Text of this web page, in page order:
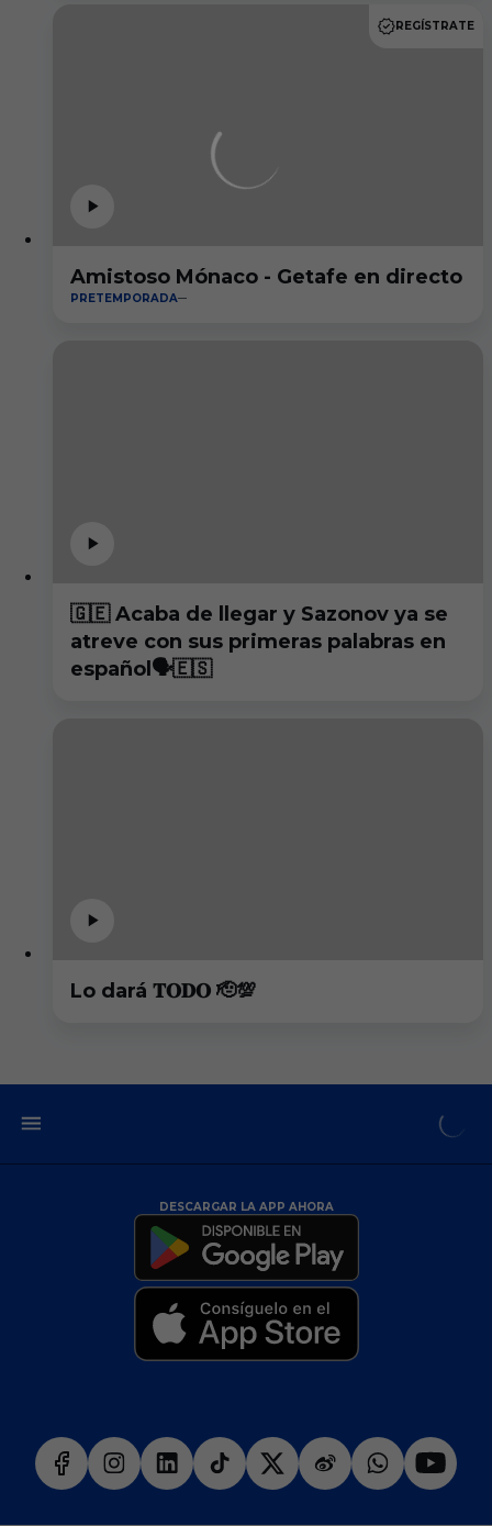
REGÍSTRATE
Amistoso Mónaco - Getafe en directo
PRETEMPORADA
🇬🇪 Acaba de llegar y Sazonov ya se
atreve con sus primeras palabras en
español🗣️🇪🇸
Lo dará 𝐓𝐎𝐃𝐎 🫡💯
DESCARGAR LA APP AHORA